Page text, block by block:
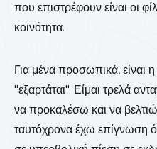
που επιστρέφουν είναι οι
κοινότητα.
Για μένα προσωπικά, είναι
"εξαρτάται". Είμαι τρελά
να προκαλέσω και να
ταυτόχρονα έχω επίγνωση